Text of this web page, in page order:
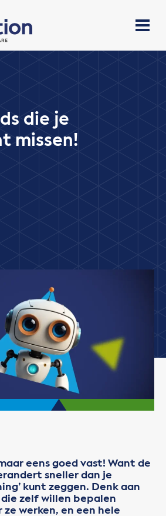
die je
missen!
eens goed vast! Want de
sneller dan je
kunt zeggen. Denk aan
die zelf willen bepalen
ze werken, en een hele